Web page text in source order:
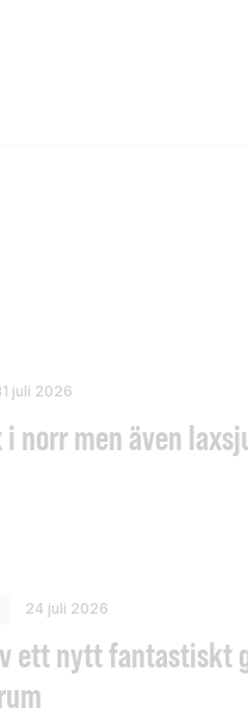
juli 2026
i norr men även
24 juli 2026
ett nytt fantastiskt